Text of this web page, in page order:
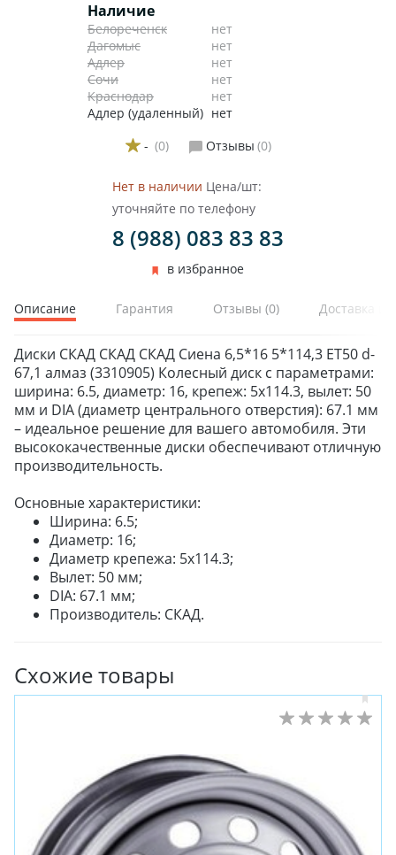
ЗИМНИЕ
ЛЕТНИЕ
Наличие
Белореченск
нет
Дагомыс
нет
Адлер
нет
Сочи
нет
Краснодар
нет
Адлер (удаленный) нет
- (0) Отзывы (0)
Нет в наличии Цена/шт:
уточняйте по телефону
8 (988) 083 83 83
в избранное
Описание Гарантия Отзывы (0) Доставка и
Диски СКАД СКАД СКАД Сиена 6,5*16 5*114,3 ET50 d-
67,1 алмаз (3310905) Колесный диск с параметрами:
ширина: 6.5, диаметр: 16, крепеж: 5x114.3, вылет: 50
мм и DIA (диаметр центрального отверстия): 67.1 мм
– идеальное решение для вашего автомобиля. Эти
высококачественные диски обеспечивают отличную
производительность.
Основные характеристики:
Ширина: 6.5;
Диаметр: 16;
Диаметр крепежа: 5x114.3;
Вылет: 50 мм;
DIA: 67.1 мм;
Производитель: СКАД.
Схожие товары